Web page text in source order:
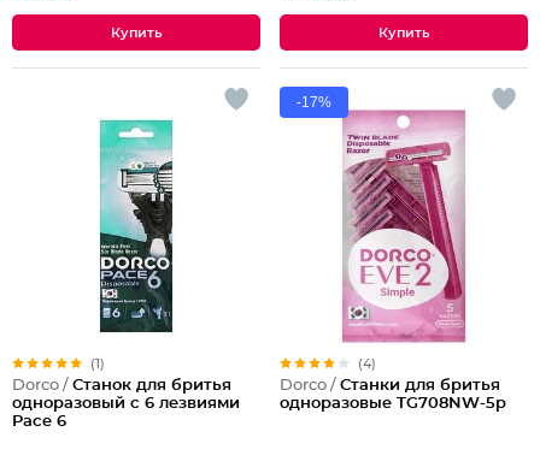
(1)
Dorco / Станок для бритья
одноразовый с 6 лезвиями
Pace 6
-17%
(4)
Dorco / Станки для бритья
одноразовые TG708NW-5p